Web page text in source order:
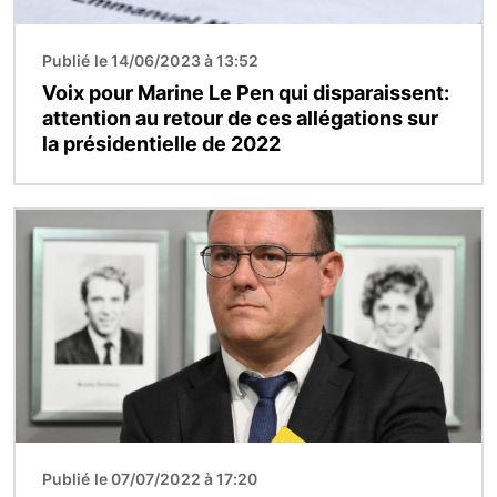
Publié le 14/06/2023 à 13:52
Voix pour Marine Le Pen qui disparaissent:
attention au retour de ces allégations sur
la présidentielle de 2022
Publié le 07/07/2022 à 17:20